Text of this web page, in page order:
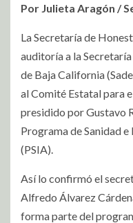
Por Julieta Aragón /
La Secretaría de
auditoría a la
de Baja California
al Comité Estatal para
presidido por Gustavo
Programa de Sanidad
(PSIA).
Así lo confirmó el
Alfredo Álvarez
forma parte del